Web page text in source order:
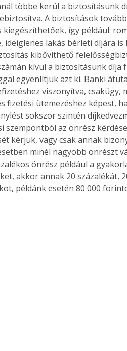
többe kerül a biztosításunk
A biztosítások
kiegészíthetőek, így például:
ideiglenes lakás bérleti díjára
kibővíthető
kívül a biztosításunk
egyenlítjük azt ki. Banki
viszonyítva,
fizetési ütemezéshez képest,
sokszor szintén
szempontból az önrész
kérjük, vagy csak annak
minél nagyobb önrészt
önrész például a
akkor annak 20 százalékát,
példánk esetén 80 000